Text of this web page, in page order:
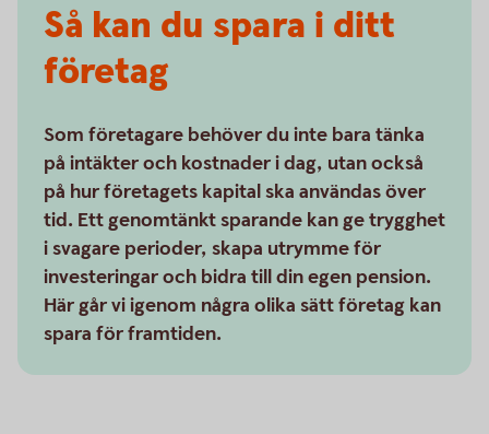
Så kan du spara i ditt
företag
Som företagare behöver du inte bara tänka
på intäkter och kostnader i dag, utan också
på hur företagets kapital ska användas över
tid. Ett genomtänkt sparande kan ge trygghet
i svagare perioder, skapa utrymme för
investeringar och bidra till din egen pension.
Här går vi igenom några olika sätt företag kan
spara för framtiden.